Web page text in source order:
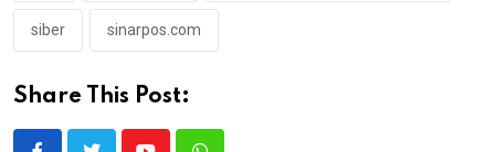
siber sinarpos.com
Share This Post: